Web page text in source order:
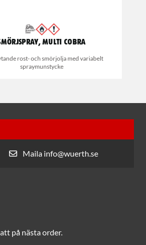
Multi Cobra
rost- och smörjolja med variabelt
spraymunstycke
Maila info@wuerth.se
på nästa order.